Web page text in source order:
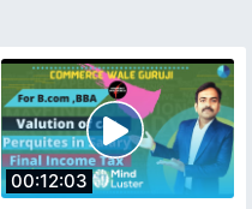
00:12:03